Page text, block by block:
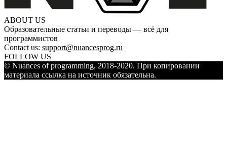
ABOUT US
Образовательные статьи и переводы — всё для
программистов
Contact us: support@nuancesprog.ru
FOLLOW US
© Nuances of programming, 2018-2020. При копировании
материала ссылка на источник обязательна.